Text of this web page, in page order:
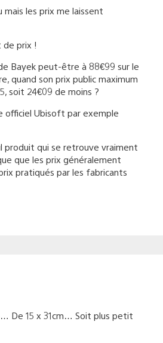
les prix me laissent
de prix !
Bayek peut-être à 88€99 sur le
quand son prix public maximum
soit 24€09 de moins ?
officiel Ubisoft par exemple
produit qui se retrouve vraiment
que les prix généralement
pratiqués par les fabricants
De 15 x 31cm… Soit plus petit